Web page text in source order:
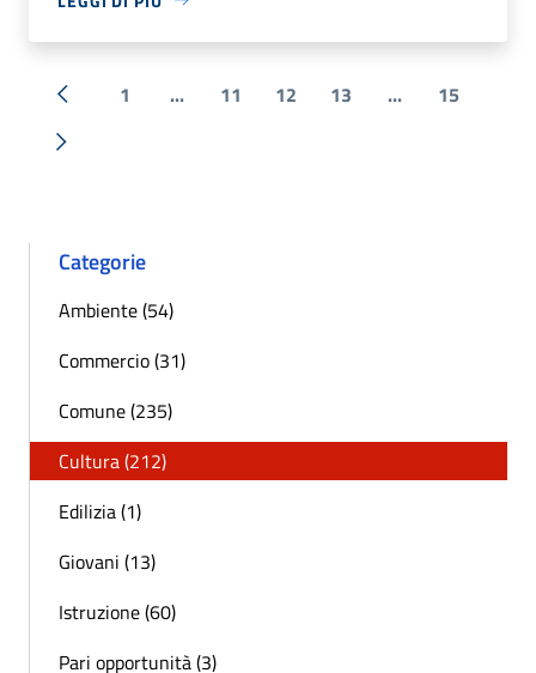
« Precedente
1 ... 11 12 13 ... 15
Successiva »
Categorie
Ambiente (54)
Commercio (31)
Comune (235)
Cultura (212)
Edilizia (1)
Giovani (13)
Istruzione (60)
Pari opportunità (3)